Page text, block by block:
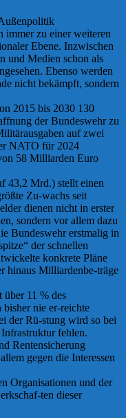
immer zu einer weiteren
Ebene. Inzwischen
und Medien schon als
Ebenso werden
nicht bekämpft, sondern
2015 bis 2030 130
der Bundeswehr zu
auf zwei
NATO für 2024
58 Milliarden Euro
43,2 Mrd.) stellt einen
Zu-wachs seit
dienen nicht in erster
sondern vor allem dazu
Bundeswehr erstmalig in
der schnellen
konkrete Pläne
hinaus Milliardenbe-träge
über 11 % des
nie er-reichte
der Rü-stung wird so bei
fehlen.
Rentensicherung
gegen die Interessen
Organisationen und der
ten dieser